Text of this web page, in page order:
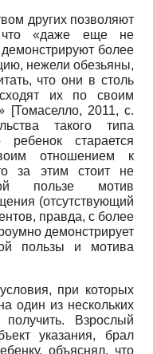
других позволяют
что «даже еще не
более
нежели обезьяны,
что они в столь
их по своим
[Томаселло, 2011, с.
такого типа
старается
отношением к
за этим стоит не
пользе мотив
(отсутствующий
правда, с более
демонстрирует
пользы и мотива
при которых
один из нескольких
Взрослый
указания, брал
объяснял, что